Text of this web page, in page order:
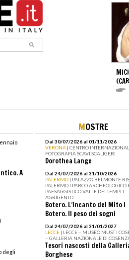
A
degli
MOSTRE
Dal 30/07/2026 al 01/11/2026
VERONA | CENTRO
FOTOGRAFIA SCAVI SCALIGERI
Dorothea Lange
Dal 24/07/2026 al 31/10/2026
PALERMO | PALAZZO BELMONTE
PALERMO I PARCO ARCHEOLOGICO
PAESAGGISTICO VALLE DEI TEMPLI -
AGRIGENTO
Botero. L’incanto del Mito I
Botero. Il peso dei sogni
Dal 24/07/2026 al 31/01/2027
LECCE | LECCE – MUSEO MUST I
– GALLERIA NAZIONALE DI
Tesori nascosti della
Borghese